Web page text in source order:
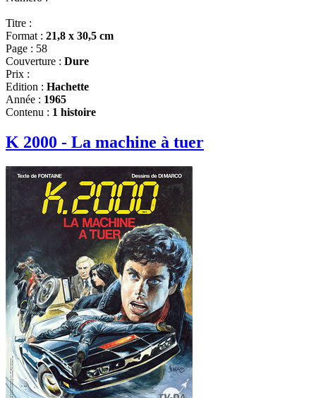
Titre :
Format : 21,8 x 30,5 cm
Page : 58
Couverture : Dure
Prix :
Edition : Hachette
Année : 1965
Contenu : 1 histoire
K 2000 - La machine à tuer